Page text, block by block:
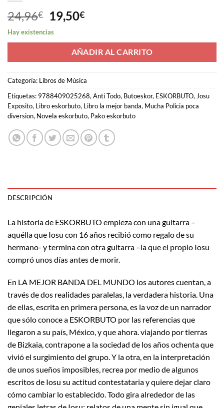
24,96€
El
precio
original
24,96€.
19,50€El
actual
es:
19,50€.
Hay existencias
AÑADIR AL CARRITO
Categoría: Libros de Música
Etiquetas: 9788409025268, Anti Todo, Butoeskor, ESKORBUTO, Josu
Exposito, Libro eskorbuto, Libro la mejor banda, Mucha Policia poca
diversion, Novela eskorbuto, Pako eskorbuto
DESCRIPCIÓN
La historia de ESKORBUTO empieza con una guitarra –
aquélla que Iosu con 16 años recibió como regalo de su
hermano- y termina con otra guitarra –la que el propio Iosu
compró unos días antes de morir.
En LA MEJOR BANDA DEL MUNDO los autores cuentan, a
través de dos realidades paralelas, la verdadera historia. Una
de ellas, escrita en primera persona, es la voz de un narrador
que sólo conoce a ESKORBUTO por las referencias que
llegaron a su país, México, y que ahora. viajando por tierras
de Bizkaia, contrapone a la sociedad de los años ochenta que
vivió el surgimiento del grupo. Y la otra, en la interpretación
de unos sueños imposibles, recrea por medio de algunos
escritos de Iosu su actitud contestataria y quiere dejar claro
cómo cambiar lo establecido. Todo gira alrededor de las